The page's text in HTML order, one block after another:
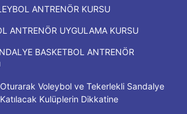
ANTRENÖR KURSU
ANTRENÖR UYGULAMA KURSU
BASKETBOL ANTRENÖR
Voleybol ve Tekerlekli Sandalye
Kulüplerin Dikkatine